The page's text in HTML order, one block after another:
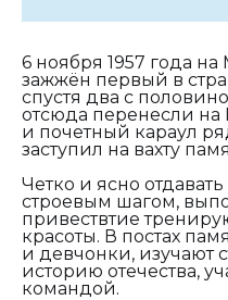
6 ноября 1957 года
зажжён первый в
спустя два с
отсюда перенесли
и почетный караул
заступил на вахту
Четко и ясно
строевым шагом,
привествтие
красоты. В постах
и девчонки, изучают
историю отечества,
командой.